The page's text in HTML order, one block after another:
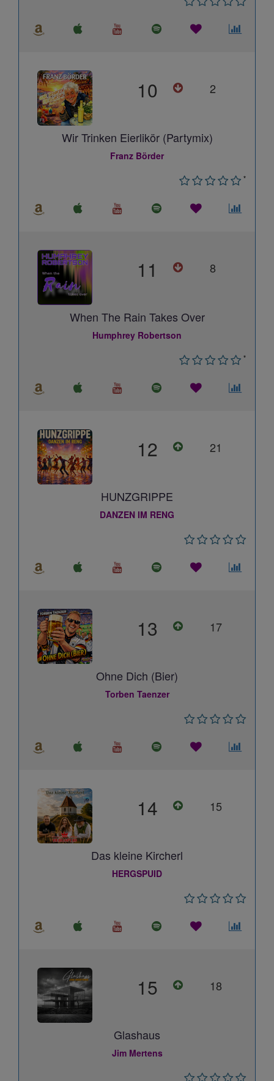
10 2
Wir Trinken Eierlikör (Partymix)
Franz Börder
*
11 8
When The Rain Takes Over
Humphrey Robertson
*
12 21
HUNZGRIPPE
DANZEN IM RENG
13 17
Ohne Dich (Bier)
Torben Taenzer
14 15
Das kleine Kircherl
HERGSPUID
15 18
Glashaus
Jim Mertens